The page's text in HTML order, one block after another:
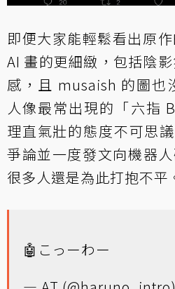
即便大家能輕鬆看出原
AI 畫的更細緻，包括陰
感，且 musaish 的圖也
人像最常出現的「六指
理直氣壯的態度不可思
爭論並一度發文向機器
很多人還是為此打抱不平
🤖こっーわー